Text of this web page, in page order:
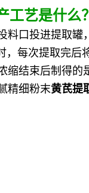
工艺是什么？
料口投进提取
每次提取完后
缩结束后制得的
精细粉末黄芪提